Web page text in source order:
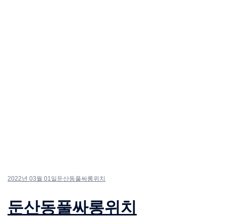
2022년 03월 01일 둔산동풀싸롱위치
둔산동풀싸롱위치